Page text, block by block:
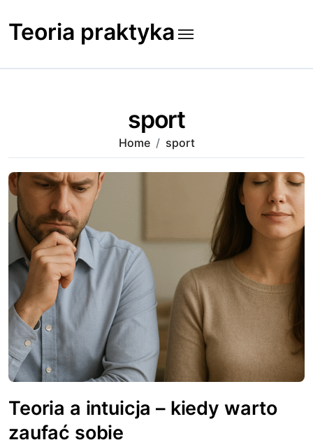
to
content
Teoria praktyka
sport
Home sport
Teoria a intuicja – kiedy warto
zaufać sobie